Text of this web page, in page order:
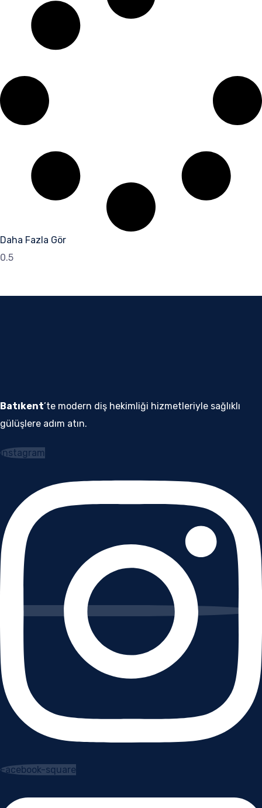
Daha Fazla Gör
Batıkent’te modern diş hekimliği hizmetleriyle sağlıklı
gülüşlere adım atın.
Instagram
Facebook-square